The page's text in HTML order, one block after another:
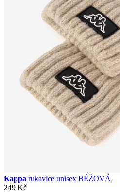
Kappa rukavice unisex BÉŽOVÁ
249 Kč